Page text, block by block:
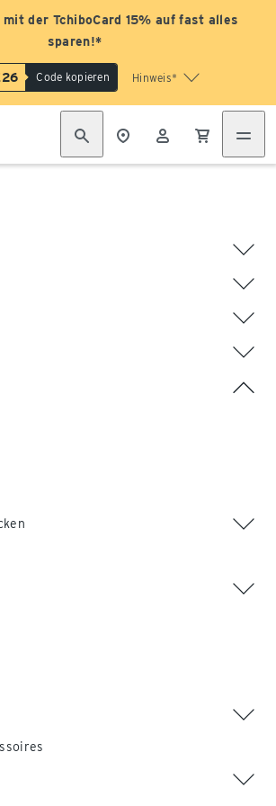
der TchiboCard 15% auf fast alles
sparen!*
Code kopieren Hinweis*